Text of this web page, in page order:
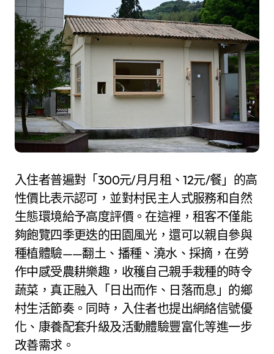
入住者普遍對「300元/月月租、12元/餐」的高
性價比表示認可，並對村民主人式服務和自然
生態環境給予高度評價。在這裡，租客不僅能
夠飽覽四季更迭的田園風光，還可以親自參與
種植體驗——翻土、播種、澆水、採摘，在勞
作中感受農耕樂趣，收穫自己親手栽種的時令
蔬菜，真正融入「日出而作、日落而息」的鄉
村生活節奏。同時，入住者也提出網絡信號優
化、康養配套升級及活動體驗豐富化等進一步
改善需求。